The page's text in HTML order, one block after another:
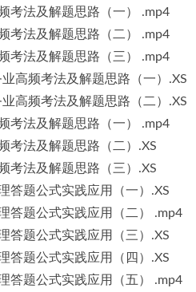
考法及解题思路（一） .mp4
考法及解题思路（二） .mp4
考法及解题思路（三） .mp4
高频考法及解题思路（一）.XS
高频考法及解题思路（二）.XS
考法及解题思路（一） .mp4
考法及解题思路（二）.XS
考法及解题思路（三）.XS
答题公式实践应用（一）.XS
答题公式实践应用（二） .mp4
答题公式实践应用（三）.XS
答题公式实践应用（四）.XS
答题公式实践应用（五） .mp4